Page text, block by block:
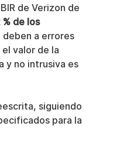
de Verizon de
% de los
a errores
valor de la
y no intrusiva es
siguiendo
para la